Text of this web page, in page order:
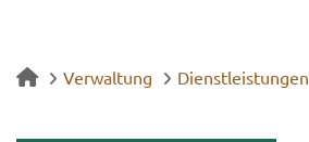
Verwaltung Dienstleistungen